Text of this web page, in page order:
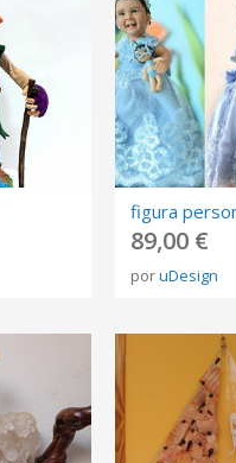
89,00 €
poruDesign